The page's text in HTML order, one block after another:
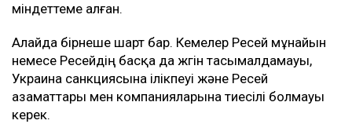
міндеттеме алған.
Алайда бірнеше шарт бар. Кемелер Ресей мұнайын
немесе Ресейдің басқа да жүгін тасымалдамауы,
Украина санкциясына ілікпеуі және Ресей
азаматтары мен компанияларына тиесілі болмауы
керек.